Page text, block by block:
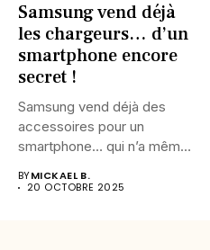
Samsung vend déjà
les chargeurs… d’un
smartphone encore
secret !
Samsung vend déjà des
accessoires pour un
smartphone… qui n’a même
BYMICKAEL B.
20 OCTOBRE 2025